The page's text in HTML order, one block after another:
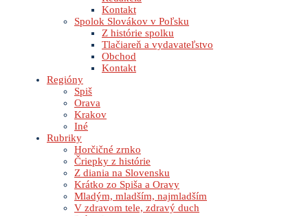
Kontakt
Spolok Slovákov v Poľsku
Z histórie spolku
Tlačiareň a vydavateľstvo
Obchod
Kontakt
Regióny
Spiš
Orava
Krakov
Iné
Rubriky
Horčičné zrnko
Čriepky z histórie
Z diania na Slovensku
Krátko zo Spiša a Oravy
Mladým, mladším, najmladším
V zdravom tele, zdravý duch